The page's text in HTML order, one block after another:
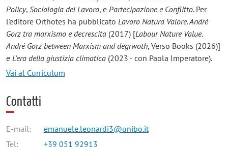
Policy, Sociologia del Lavoro, e Partecipazione e Conflitto. Per
l'editore Orthotes ha pubblicato Lavoro Natura Valore. André
Gorz tra marxismo e decrescita(2017) [Labour Nature Value.
André Gorz between Marxism and degrwoth, Verso Books (2026)]
e L’era della giustizia climatica (2023 - con Paola Imperatore).
Vai al Curriculum
Contatti
E-mail:
emanuele.leonardi3@unibo.it
Tel:
+39 051 92913